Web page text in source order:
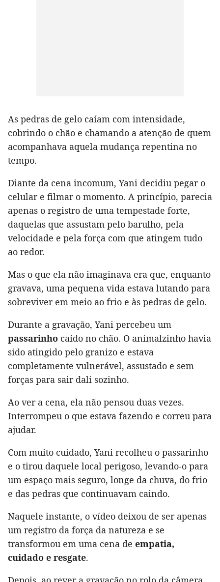
As pedras de gelo caíam com intensidade,
cobrindo o chão e chamando a atenção de quem
acompanhava aquela mudança repentina no
tempo.
Diante da cena incomum, Yani decidiu pegar o
celular e filmar o momento. A princípio, parecia
apenas o registro de uma tempestade forte,
daquelas que assustam pelo barulho, pela
velocidade e pela força com que atingem tudo
ao redor.
Mas o que ela não imaginava era que, enquanto
gravava, uma pequena vida estava lutando para
sobreviver em meio ao frio e às pedras de gelo.
Durante a gravação, Yani percebeu um
passarinho caído no chão. O animalzinho havia
sido atingido pelo granizo e estava
completamente vulnerável, assustado e sem
forças para sair dali sozinho.
Ao ver a cena, ela não pensou duas vezes.
Interrompeu o que estava fazendo e correu para
ajudar.
Com muito cuidado, Yani recolheu o passarinho
e o tirou daquele local perigoso, levando-o para
um espaço mais seguro, longe da chuva, do frio
e das pedras que continuavam caindo.
Naquele instante, o vídeo deixou de ser apenas
um registro da força da natureza e se
transformou em uma cena de empatia,
cuidado e resgate.